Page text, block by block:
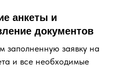
анкеты и
документов
заполненную заявку на
и все необходимые